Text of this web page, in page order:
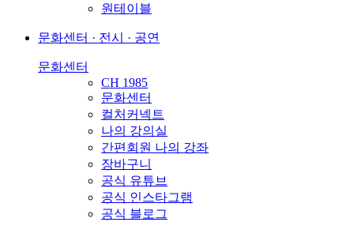
원테이블
문화센터 · 전시 · 공연
문화센터
CH 1985
문화센터
컬처커넥트
나의 강의실
간편회원 나의 강좌
장바구니
공식 유튜브
공식 인스타그램
공식 블로그